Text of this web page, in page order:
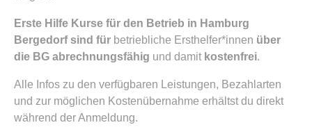
Erste Hilfe Kurse für den Betrieb in Hamburg
Bergedorf sind für betriebliche Ersthelfer*innen über
die BG abrechnungsfähig und damit kostenfrei.
Alle Infos zu den verfügbaren Leistungen, Bezahlarten
und zur möglichen Kostenübernahme erhältst du direkt
während der Anmeldung.